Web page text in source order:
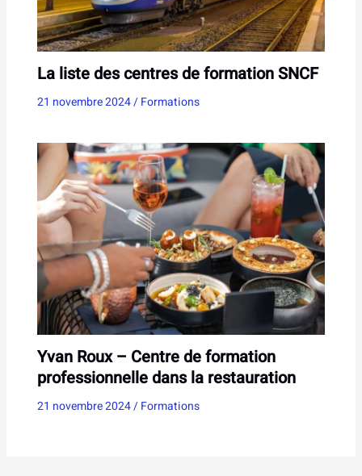
La liste des centres de formation SNCF
21 novembre 2024/Formations
Yvan Roux – Centre de formation
professionnelle dans la restauration
21 novembre 2024/Formations